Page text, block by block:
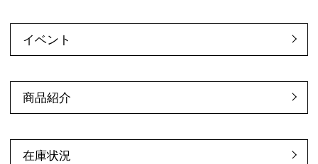
イベント
商品紹介
在庫状況